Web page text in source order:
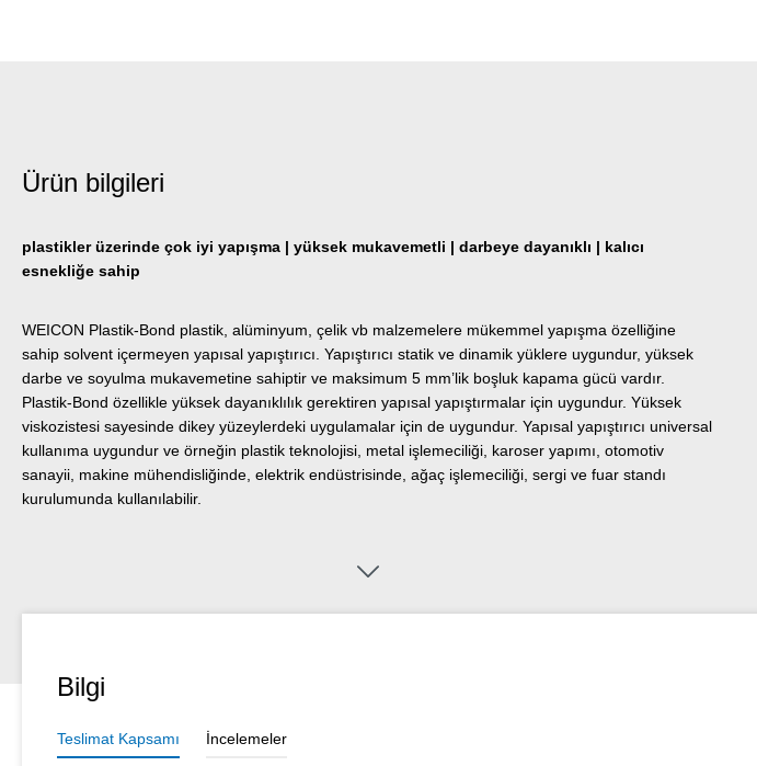
Ürün bilgileri
plastikler üzerinde çok iyi yapışma | yüksek mukavemetli | darbeye dayanıklı | kalıcı
esnekliğe sahip
WEICON Plastik-Bond plastik, alüminyum, çelik vb malzemelere mükemmel yapışma özelliğine
sahip solvent içermeyen yapısal yapıştırıcı. Yapıştırıcı statik ve dinamik yüklere uygundur, yüksek
darbe ve soyulma mukavemetine sahiptir ve maksimum 5 mm’lik boşluk kapama gücü vardır.
Plastik-Bond özellikle yüksek dayanıklılık gerektiren yapısal yapıştırmalar için uygundur. Yüksek
viskozistesi sayesinde dikey yüzeylerdeki uygulamalar için de uygundur. Yapısal yapıştırıcı universal
kullanıma uygundur ve örneğin plastik teknolojisi, metal işlemeciliği, karoser yapımı, otomotiv
sanayii, makine mühendisliğinde, elektrik endüstrisinde, ağaç işlemeciliği, sergi ve fuar standı
kurulumunda kullanılabilir.
Bilgi
Teslimat Kapsamı İncelemeler